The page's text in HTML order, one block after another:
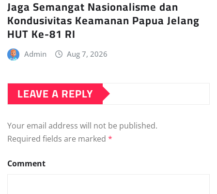
Jaga Semangat Nasionalisme dan
Kondusivitas Keamanan Papua Jelang
HUT Ke-81 RI
Admin Aug 7, 2026
LEAVE A REPLY
Your email address will not be published.
Required fields are marked *
Comment